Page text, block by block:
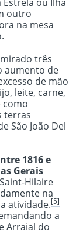
outro
na mesa
três
aumento de
de mão
leite, carne,
como
terras
São João Del
1816 e
Gerais
Hilaire
na
atividade.[5]
a
Arraial do